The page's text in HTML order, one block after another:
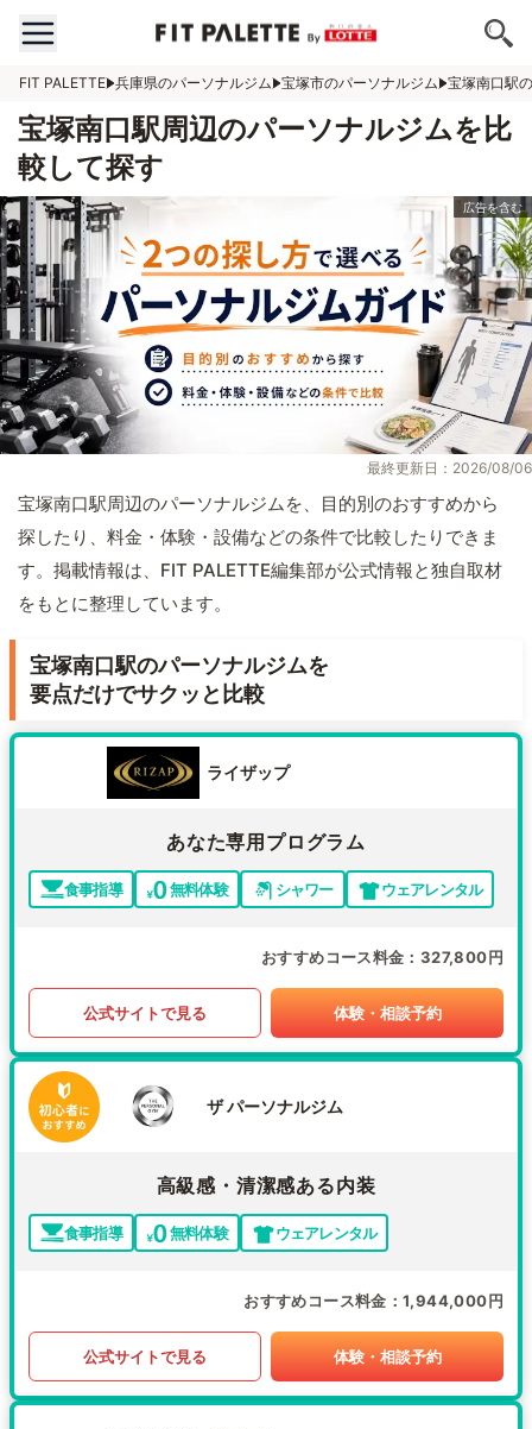
FIT PALETTE 兵庫県のパーソナルジム 宝塚市のパーソナルジム 宝塚南口駅
宝塚南口駅周辺のパーソナルジムを比
較して探す
最終更新日：2026/08/06
宝塚南口駅周辺のパーソナルジムを、目的別のおすすめから
探したり、料金・体験・設備などの条件で比較したりできま
す。掲載情報は、FIT PALETTE編集部が公式情報と独自取材
をもとに整理しています。
宝塚南口駅のパーソナルジムを
要点だけでサクッと比較
ライザップ
あなた専用プログラム
食事指導 無料体験 シャワー ウェアレンタル
おすすめコース料金 327,800円
公式サイトで見る 体験・相談予約
ザ パーソナルジム
高級感・清潔感ある内装
食事指導 無料体験 ウェアレンタル
おすすめコース料金 1,944,000円
公式サイトで見る 体験・相談予約